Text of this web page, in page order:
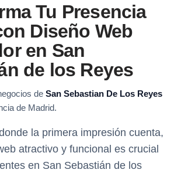
Tu Presencia
Diseño Web
en San
de los Reyes
de San Sebastian De Los Reyes
de Madrid.
la primera impresión cuenta,
atractivo y funcional es crucial
en San Sebastián de los